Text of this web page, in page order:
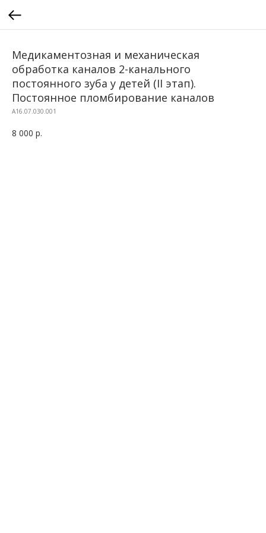
Медикаментозная и механическая
обработка каналов 2-канального
постоянного зуба у детей (II этап).
Постоянное пломбирование каналов
A16.07.030.001
8 000 р.